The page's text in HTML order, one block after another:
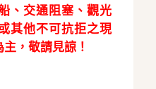
、交通阻塞、觀光
其他不可抗拒之現
，敬請見諒！